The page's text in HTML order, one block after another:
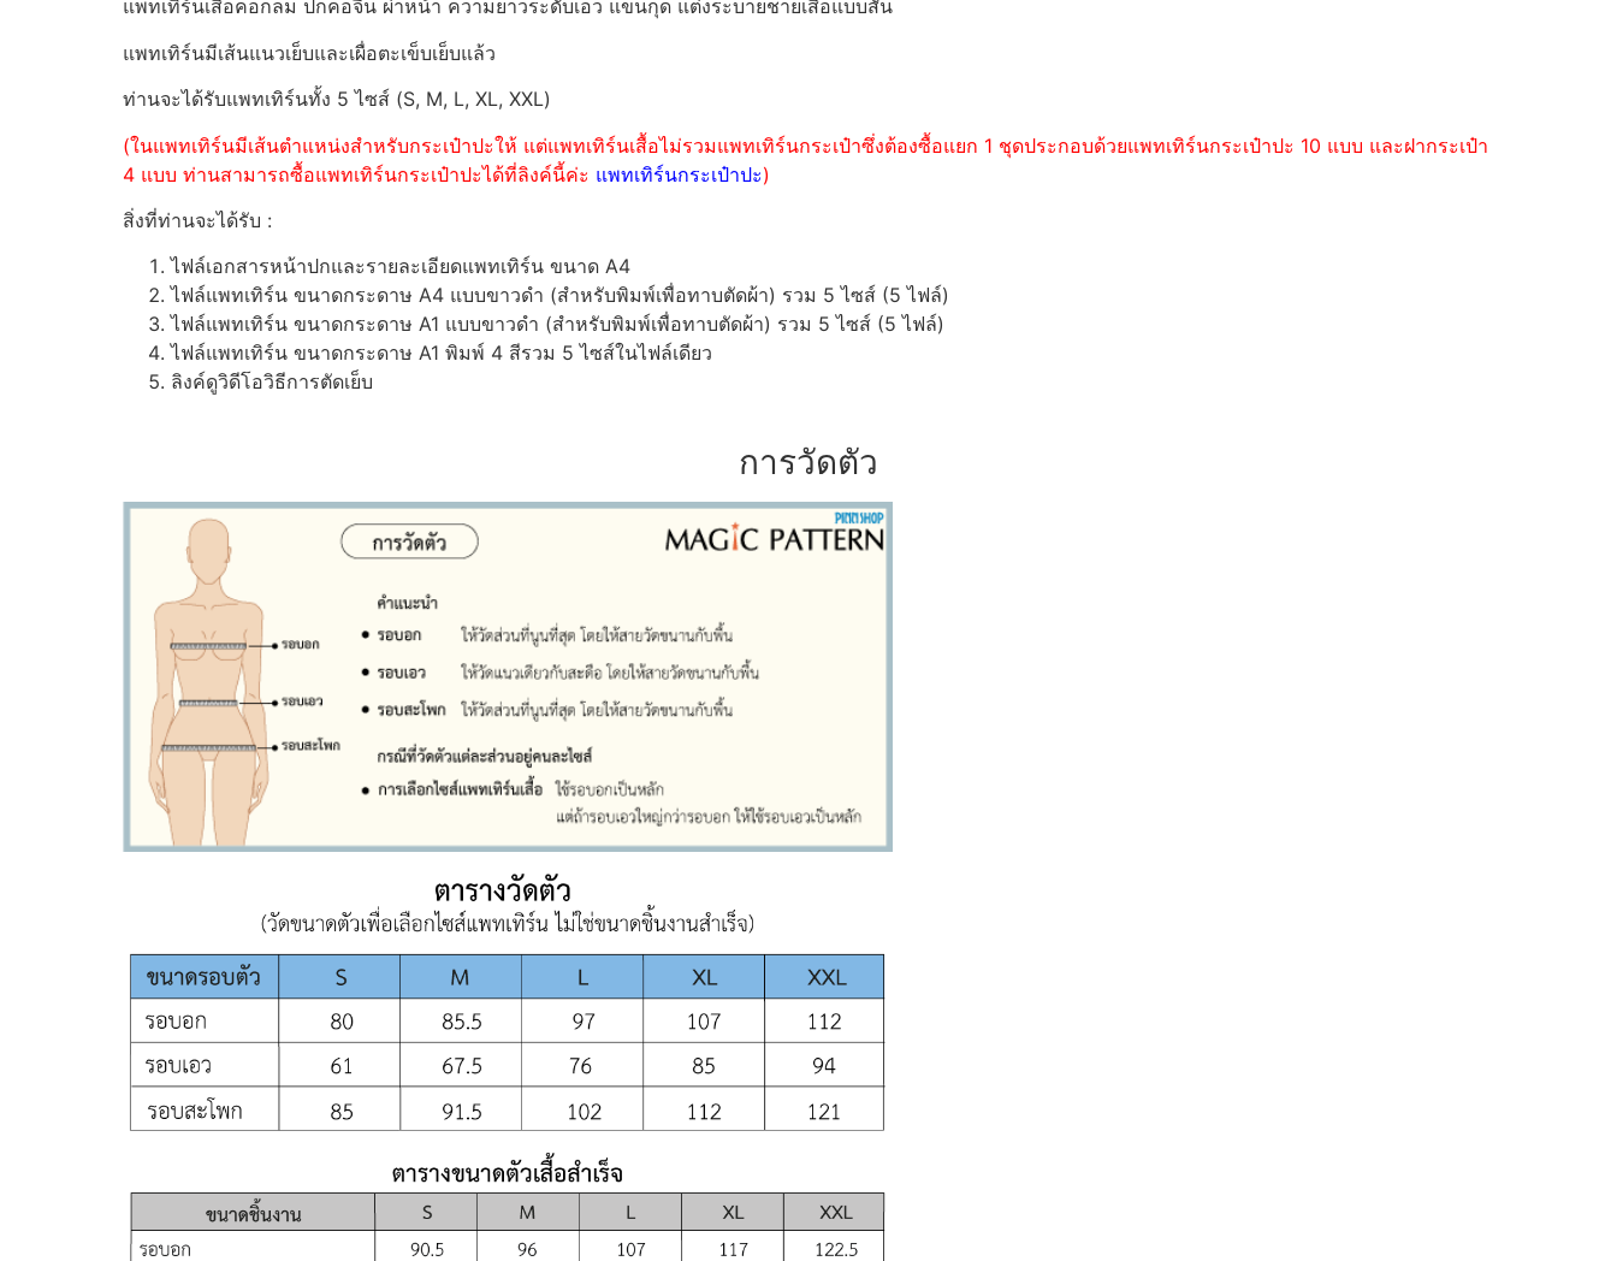
แพทเทิร์นเสื้อคอกลม ปกคอจีน ผ่าหน้า ความยาวระดับเอว แขนกุด แต่งระบายชายเสื้อแบบสั้น
แพทเทิร์นมีเส้นแนวเย็บและเผื่อตะเข็บเย็บแล้ว
ท่านจะได้รับแพทเทิร์นทั้ง 5 ไซส์ (S, M, L, XL, XXL)
(ในแพทเทิร์นมีเส้นตำแหน่งสำหรับกระเป๋าปะให้ แต่แพทเทิร์นเสื้อไม่รวมแพทเทิร์นกระเป๋าซึ่งต้องซื้อแยก 1 ชุดประกอบด้วยแพทเทิร์นกระเป๋าปะ 10 แบบ และฝากระเป๋า
4 แบบ ท่านสามารถซื้อแพทเทิร์นกระเป๋าปะได้ที่ลิงค์นี้ค่ะ แพทเทิร์นกระเป๋าปะ)
สิ่งที่ท่านจะได้รับ :
ไฟล์เอกสารหน้าปกและรายละเอียดแพทเทิร์น ขนาด A4
ไฟล์แพทเทิร์น ขนาดกระดาษ A4 แบบขาวดำ (สำหรับพิมพ์เพื่อทาบตัดผ้า) รวม 5 ไซส์ (5 ไฟล์)
ไฟล์แพทเทิร์น ขนาดกระดาษ A1 แบบขาวดำ (สำหรับพิมพ์เพื่อทาบตัดผ้า) รวม 5 ไซส์ (5 ไฟล์)
ไฟล์แพทเทิร์น ขนาดกระดาษ A1 พิมพ์ 4 สีรวม 5 ไซส์ในไฟล์เดียว
ลิงค์ดูวิดีโอวิธีการตัดเย็บ
การวัดตัว